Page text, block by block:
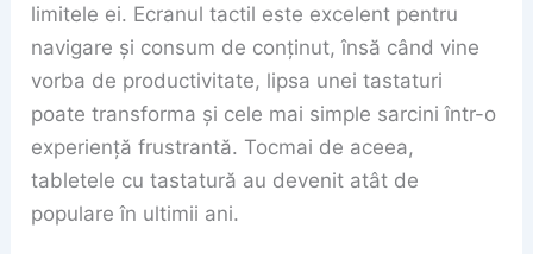
limitele ei. Ecranul tactil este excelent pentru
navigare și consum de conținut, însă când vine
vorba de productivitate, lipsa unei tastaturi
poate transforma și cele mai simple sarcini într-o
experiență frustrantă. Tocmai de aceea,
tabletele cu tastatură au devenit atât de
populare în ultimii ani.